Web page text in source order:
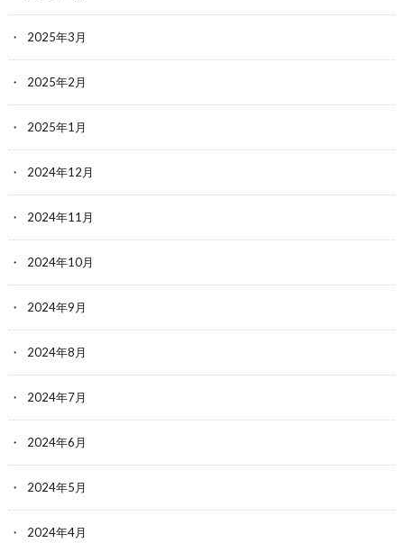
2025年3月
2025年2月
2025年1月
2024年12月
2024年11月
2024年10月
2024年9月
2024年8月
2024年7月
2024年6月
2024年5月
2024年4月